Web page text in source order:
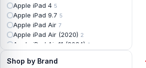
Apple iPad 4 5
Apple iPad 9.7 5
Apple iPad Air 7
Apple iPad Air (2020) 2
Apple iPad Air 11 (2024) 2
Apple iPad Backshell
Shop by Brand